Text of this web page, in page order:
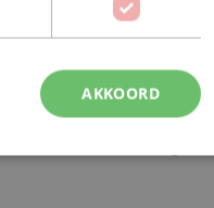
is het een iets steviger
AKKOORD